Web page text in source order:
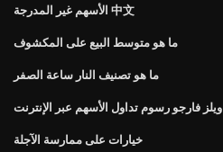
الأسهم غير المدرجة 中文
ما هو متوسط ​​البيع على المكشوف
ما هو تصنيف النار ساعة الصفر
ويلز فارجو رسوم تداول الأسهم عبر الإنترنت
خيارات على ممارسة الآجلة